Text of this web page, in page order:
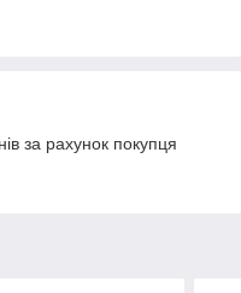
за рахунок покупця